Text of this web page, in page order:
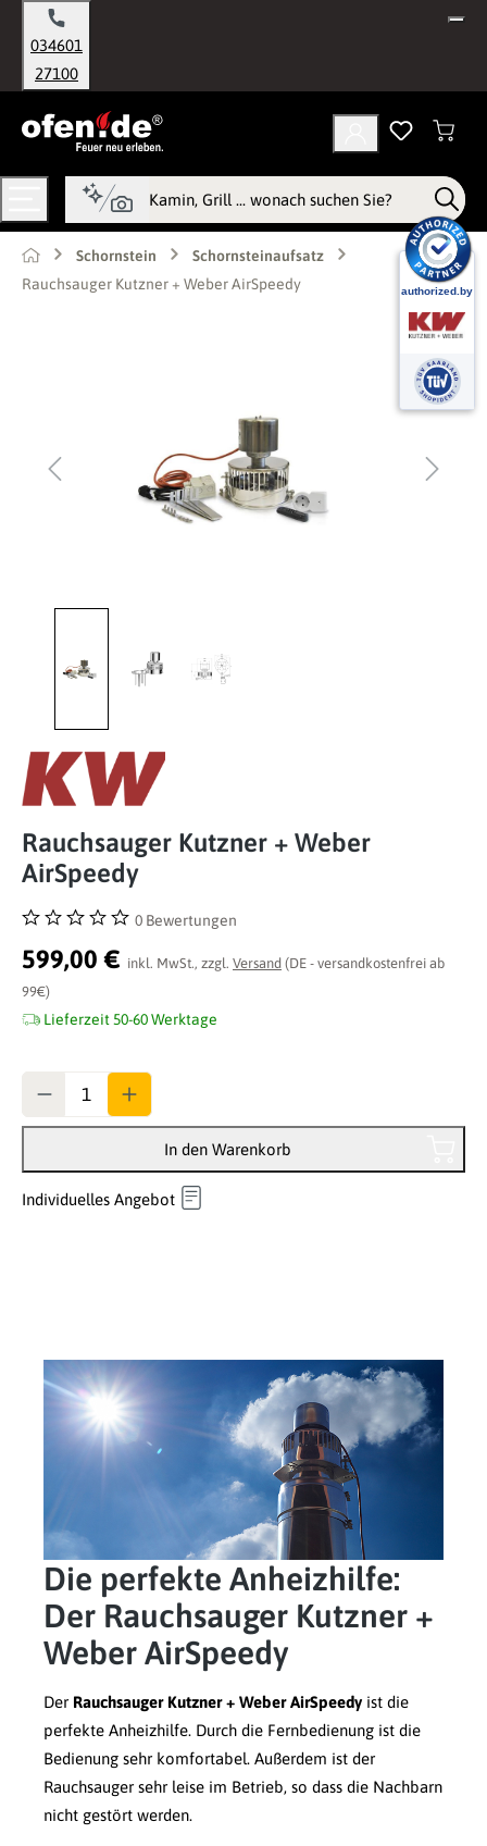
springen
034601
27100
Schornstein
Schornsteinaufsatz
Rauchsauger Kutzner + Weber AirSpeedy
Rauchsauger Kutzner + Weber
AirSpeedy
Durchschnittliche Bewertung von 0 von 5 Sternen
0 Bewertungen
599,00 € inkl. MwSt., zzgl. Versand (DE - versandkostenfrei ab
99€)
Lieferzeit 50-60 Werktage
In den Warenkorb
Individuelles Angebot
Die perfekte Anheizhilfe:
Der Rauchsauger Kutzner +
Weber AirSpeedy
Der Rauchsauger Kutzner + Weber AirSpeedy ist die
perfekte Anheizhilfe. Durch die Fernbedienung ist die
Bedienung sehr komfortabel. Außerdem ist der
Rauchsauger sehr leise im Betrieb, so dass die Nachbarn
nicht gestört werden.